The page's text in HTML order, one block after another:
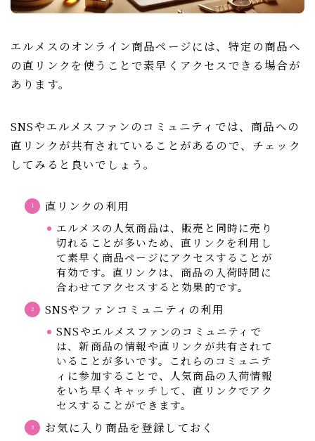
エルメスのオンライン商品ページには、特定の商品へ
の直リンクを使うことで素早くアクセスできる場合が
あります。
SNSやエルメスファンのコミュニティでは、商品への
直リンクが共有されていることがあるので、チェック
してみると良いでしょう。
直リンクの利用
エルメスの人気商品は、販売と同時に売り
切れることが多いため、直リンクを利用し
て素早く商品ページにアクセスすることが
有効です。直リンクは、商品の入荷時間に
合わせてアクセスすると効果的です。
SNSやファンコミュニティの利用
SNSやエルメスファンのコミュニティで
は、新商品の情報や直リンクが共有されて
いることが多いです。これらのコミュニテ
ィに参加することで、人気商品の入荷情報
をいち早くキャッチして、直リンクでアク
セスすることができます。
お気に入り商品を登録しておく